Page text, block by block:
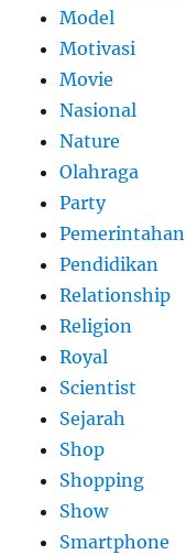
Model
Motivasi
Movie
Nasional
Nature
Olahraga
Party
Pemerintahan
Pendidikan
Relationship
Religion
Royal
Scientist
Sejarah
Shop
Shopping
Show
Smartphone